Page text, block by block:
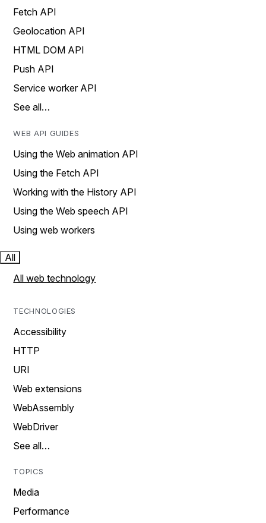
Fetch API
Geolocation API
HTML DOM API
Push API
Service worker API
See all…
WEB API GUIDES
Using the Web animation API
Using the Fetch API
Working with the History API
Using the Web speech API
Using web workers
All
All web technology
TECHNOLOGIES
Accessibility
HTTP
URI
Web extensions
WebAssembly
WebDriver
See all…
TOPICS
Media
Performance